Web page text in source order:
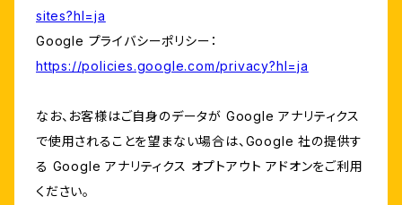
sites?hl=ja
Google プライバシーポリシー：
https://policies.google.com/privacy?hl=ja
なお、お客様はご自身のデータが Google アナリティクス
で使用されることを望まない場合は、Google 社の提供す
る Google アナリティクス オプトアウト アドオンをご利用
ください。